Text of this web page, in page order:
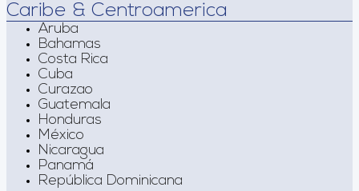
Caribe & Centroamerica
Aruba
Bahamas
Costa Rica
Cuba
Curazao
Guatemala
Honduras
México
Nicaragua
Panamá
República Dominicana